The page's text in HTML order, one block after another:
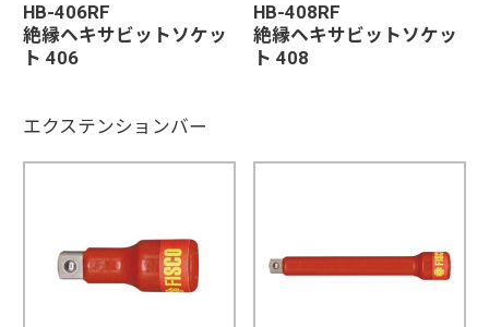
HB-406RF
絶縁ヘキサビットソケッ
ト 406
HB-408RF
絶縁ヘキサビットソケッ
ト 408
エクステンションバー